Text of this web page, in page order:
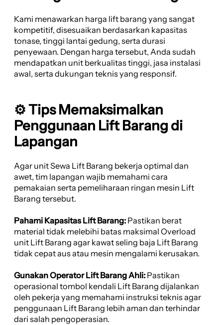
Kami menawarkan harga lift barang yang sangat
kompetitif, disesuaikan berdasarkan kapasitas
tonase, tinggi lantai gedung, serta durasi
penyewaan. Dengan harga tersebut, Anda sudah
mendapatkan unit berkualitas tinggi, jasa instalasi
awal, serta dukungan teknis yang responsif.
⚙️ Tips Memaksimalkan
Penggunaan Lift Barang di
Lapangan
Agar unit Sewa Lift Barang bekerja optimal dan
awet, tim lapangan wajib memahami cara
pemakaian serta pemeliharaan ringan mesin Lift
Barang tersebut.
Pahami Kapasitas Lift Barang: Pastikan berat
material tidak melebihi batas maksimal Overload
unit Lift Barang agar kawat seling baja Lift Barang
tidak cepat aus atau mesin mengalami kerusakan.
Gunakan Operator Lift Barang Ahli: Pastikan
operasional tombol kendali Lift Barang dijalankan
oleh pekerja yang memahami instruksi teknis agar
penggunaan Lift Barang lebih aman dan terhindar
dari salah pengoperasian.